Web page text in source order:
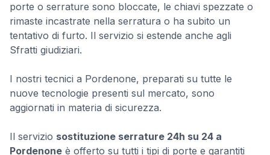
porte o serrature sono bloccate, le chiavi spezzate o
rimaste incastrate nella serratura o ha subito un
tentativo di furto. Il servizio si estende anche agli
Sfratti giudiziari.
I nostri tecnici a Pordenone, preparati su tutte le
nuove tecnologie presenti sul mercato, sono
aggiornati in materia di sicurezza.
Il servizio sostituzione serrature 24h su 24 a
Pordenone è offerto su tutti i tipi di porte e garantiti